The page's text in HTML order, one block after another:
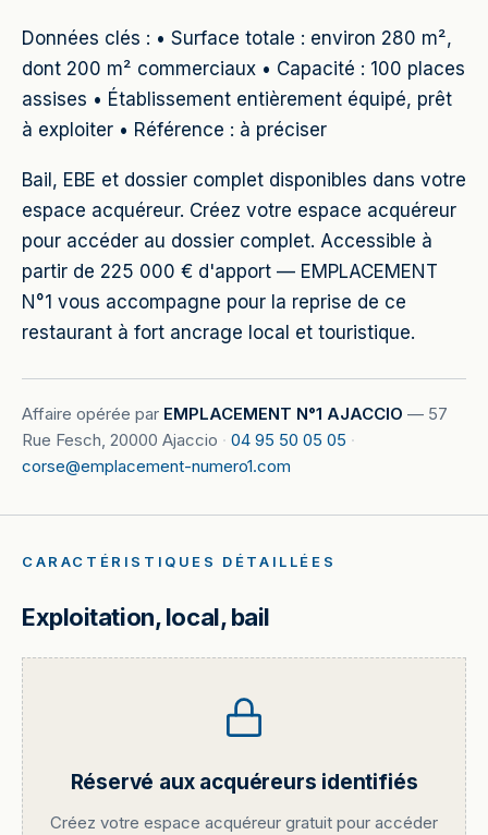
Données clés : • Surface totale : environ 280 m²,
dont 200 m² commerciaux • Capacité : 100 places
assises • Établissement entièrement équipé, prêt
à exploiter • Référence : à préciser
Bail, EBE et dossier complet disponibles dans votre
espace acquéreur. Créez votre espace acquéreur
pour accéder au dossier complet. Accessible à
partir de 225 000 € d'apport — EMPLACEMENT
N°1 vous accompagne pour la reprise de ce
restaurant à fort ancrage local et touristique.
Affaire opérée par EMPLACEMENT N°1 AJACCIO — 57
Rue Fesch, 20000 Ajaccio · 04 95 50 05 05 ·
corse@emplacement-numero1.com
CARACTÉRISTIQUES DÉTAILLÉES
Exploitation, local, bail
Réservé aux acquéreurs identifiés
Créez votre espace acquéreur gratuit pour accéder